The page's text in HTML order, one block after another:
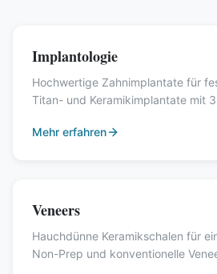
Implantologie
Hochwertige Zahnimplantate für
Titan- und Keramikimplantate mit
Mehr erfahren
Veneers
Hauchdünne Keramikschalen für
Non-Prep und konventionelle